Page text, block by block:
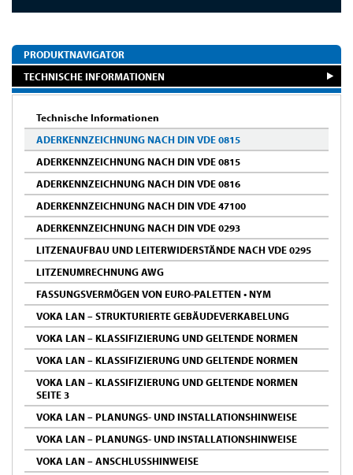
PRODUKTNAVIGATOR
TECHNISCHE INFORMATIONEN
Technische Informationen
ADERKENNZEICHNUNG NACH DIN VDE 0815
ADERKENNZEICHNUNG NACH DIN VDE 0815
ADERKENNZEICHNUNG NACH DIN VDE 0816
ADERKENNZEICHNUNG NACH DIN VDE 47100
ADERKENNZEICHNUNG NACH DIN VDE 0293
LITZENAUFBAU UND LEITERWIDERSTÄNDE NACH VDE 0295
LITZENUMRECHNUNG AWG
FASSUNGSVERMÖGEN VON EURO-PALETTEN • NYM
VOKA LAN – STRUKTURIERTE GEBÄUDEVERKABELUNG
VOKA LAN – KLASSIFIZIERUNG UND GELTENDE NORMEN
VOKA LAN – KLASSIFIZIERUNG UND GELTENDE NORMEN
VOKA LAN – KLASSIFIZIERUNG UND GELTENDE NORMEN
SEITE 3
VOKA LAN – PLANUNGS- UND INSTALLATIONSHINWEISE
VOKA LAN – PLANUNGS- UND INSTALLATIONSHINWEISE
VOKA LAN – ANSCHLUSSHINWEISE